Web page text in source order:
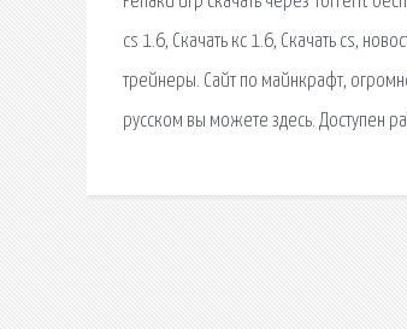
cs 1.6, Скачать кс 1.6, Скачать cs,
трейнеры. Сайт по майнкрафт,
русском вы можете здесь. Доступен